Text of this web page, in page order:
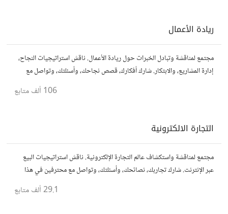
ريادة الأعمال
مجتمع لمناقشة وتبادل الخبرات حول ريادة الأعمال. ناقش استراتيجيات النجاح،
إدارة المشاريع، والابتكار. شارك أفكارك، قصص نجاحك، وأسئلتك، وتواصل مع
106 ألف متابع
التجارة الالكترونية
مجتمع لمناقشة واستكشاف عالم التجارة الإلكترونية. ناقش استراتيجيات البيع
عبر الإنترنت. شارك تجاربك، نصائحك، وأسئلتك، وتواصل مع محترفين في هذا
29.1 ألف متابع